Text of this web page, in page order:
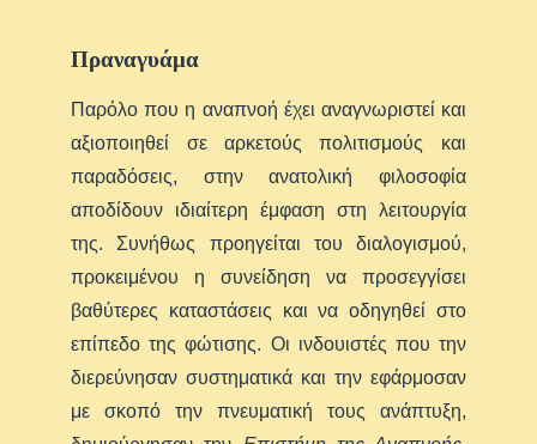
Πραναγυάμα
Παρόλο που η αναπνοή έχει αναγνωριστεί και
αξιοποιηθεί σε αρκετούς πολιτισμούς και
παραδόσεις, στην ανατολική φιλοσοφία
αποδίδουν ιδιαίτερη έμφαση στη λειτουργία
της. Συνήθως προηγείται του διαλογισμού,
προκειμένου η συνείδηση να προσεγγίσει
βαθύτερες καταστάσεις και να οδηγηθεί στο
επίπεδο της φώτισης. Οι ινδουιστές που την
διερεύνησαν συστηματικά και την εφάρμοσαν
με σκοπό την πνευματική τους ανάπτυξη,